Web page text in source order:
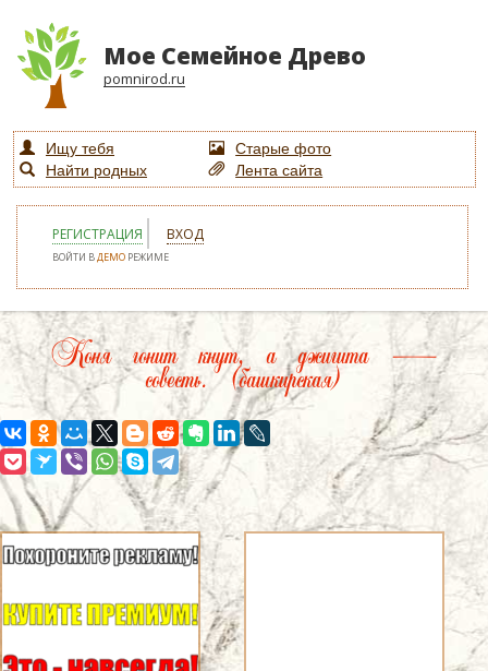
Мое Семейное Древо
pomnirod.ru
Ищу тебя
Старые фото
Найти родных
Лента сайта
РЕГИСТРАЦИЯ ВХОД
ВОЙТИ ВДЕМО РЕЖИМЕ
Коня гонит кнут, а джигита —
совесть. (башкирская)